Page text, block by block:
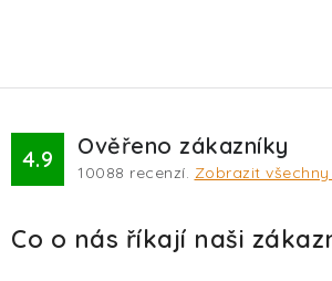
4.9 Ověřeno zákazníky
10088 recenzí. Zobrazit